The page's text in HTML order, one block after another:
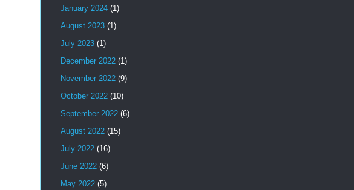
January 2024 (1)
August 2023 (1)
July 2023 (1)
December 2022 (1)
November 2022 (9)
October 2022 (10)
September 2022 (6)
August 2022 (15)
July 2022 (16)
June 2022 (6)
May 2022 (5)